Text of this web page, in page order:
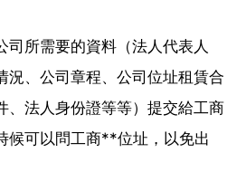
司所需要的資料（法人代表人
況、公司章程、公司位址租賃合
、法人身份證等等）提交給工商
候可以問工商**位址，以免出